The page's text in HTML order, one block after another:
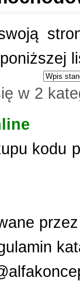
w 2
kodu